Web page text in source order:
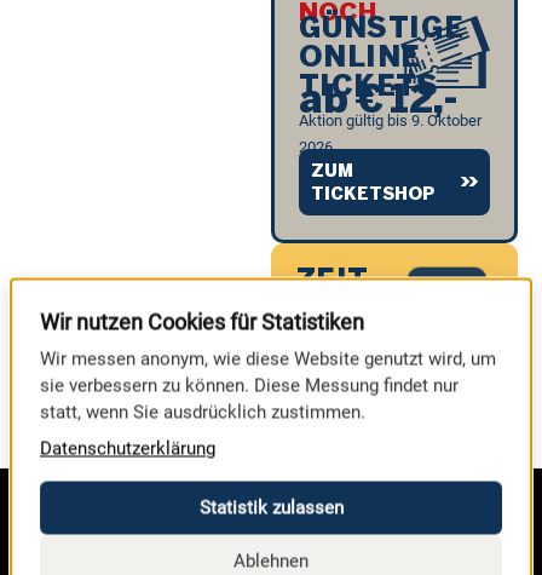
NOCH
GÜNSTIGE
ONLINE
TICKETS
ab €12,-
Aktion gültig bis 9. Oktober
2026
ZUM
TICKETSHOP
ZEIT
BIS
ZUR
MESSE
Wir nutzen Cookies für Statistiken
Wir messen anonym, wie diese Website genutzt wird, um
sie verbessern zu können. Diese Messung findet nur
statt, wenn Sie ausdrücklich zustimmen.
Datenschutzerklärung
Statistik zulassen
Ablehnen